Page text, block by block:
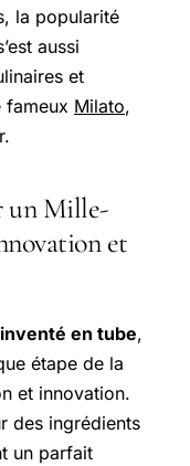
la popularité
aussi
et
fameux Milato,
un Mille-
et
en tube,
étape de la
et innovation.
des ingrédients
un parfait